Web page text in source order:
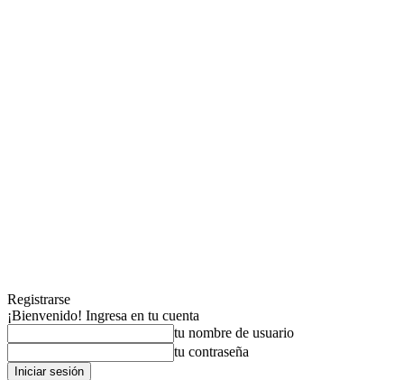
Registrarse
¡Bienvenido! Ingresa en tu cuenta
tu nombre de usuario
tu contraseña